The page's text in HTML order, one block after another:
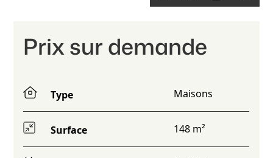
Prix sur demande
Type Maisons
Surface 148 m²